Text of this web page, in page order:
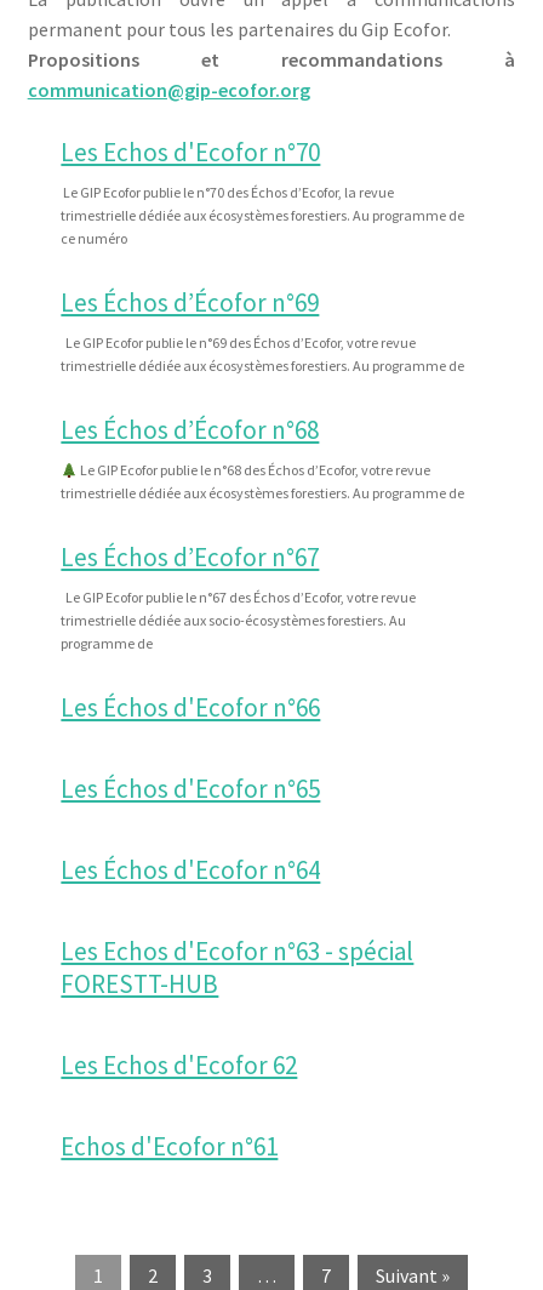
Qui est Ecofor ?
Contact
permanent pour tous les partenaires du Gip Ecofor.
Propositions et recommandations à
communication@gip-ecofor.org
Les Echos d'Ecofor n°70
Le GIP Ecofor publie le n°70 des Échos d’Ecofor, la revue
trimestrielle dédiée aux écosystèmes forestiers. Au programme de
ce numéro
Les Échos d’Écofor n°69
Le GIP Ecofor publie le n°69 des Échos d’Ecofor, votre revue
trimestrielle dédiée aux écosystèmes forestiers. Au programme de
Les Échos d’Écofor n°68
Le GIP Ecofor publie le n°68 des Échos d’Ecofor, votre revue
trimestrielle dédiée aux écosystèmes forestiers. Au programme de
Les Échos d’Ecofor n°67
Le GIP Ecofor publie le n°67 des Échos d’Ecofor, votre revue
trimestrielle dédiée aux socio-écosystèmes forestiers. Au
programme de
Les Échos d'Ecofor n°66
Les Échos d'Ecofor n°65
Les Échos d'Ecofor n°64
Les Echos d'Ecofor n°63 - spécial
FORESTT-HUB
Les Echos d'Ecofor 62
Echos d'Ecofor n°61
1 2 3 … 7 Suivant »